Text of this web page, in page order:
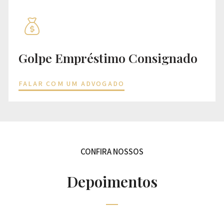
Golpe Empréstimo Consignado
FALAR COM UM ADVOGADO
CONFIRA NOSSOS
Depoimentos